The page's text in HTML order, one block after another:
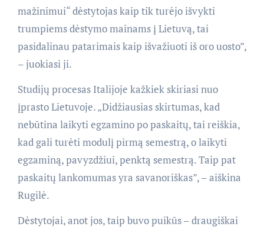
mažinimui“ dėstytojas kaip tik turėjo išvykti
trumpiems dėstymo mainams į Lietuvą, tai
pasidalinau patarimais kaip išvažiuoti iš oro uosto”,
– juokiasi ji.
Studijų procesas Italijoje kažkiek skiriasi nuo
įprasto Lietuvoje. „Didžiausias skirtumas, kad
nebūtina laikyti egzamino po paskaitų, tai reiškia,
kad gali turėti modulį pirmą semestrą, o laikyti
egzaminą, pavyzdžiui, penktą semestrą. Taip pat
paskaitų lankomumas yra savanoriškas”, – aiškina
Rugilė.
Dėstytojai, anot jos, taip buvo puikūs – draugiškai